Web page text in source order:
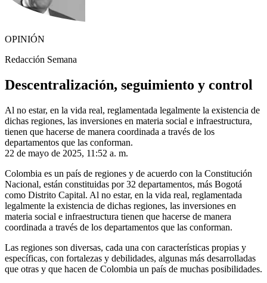
OPINIÓN
Redacción Semana
Descentralización, seguimiento y control
Al no estar, en la vida real, reglamentada legalmente la existencia de
dichas regiones, las inversiones en materia social e infraestructura,
tienen que hacerse de manera coordinada a través de los
departamentos que las conforman.
22 de mayo de 2025, 11:52 a. m.
Colombia es un país de regiones y de acuerdo con la Constitución
Nacional, están constituidas por 32 departamentos, más Bogotá
como Distrito Capital. Al no estar, en la vida real, reglamentada
legalmente la existencia de dichas regiones, las inversiones en
materia social e infraestructura tienen que hacerse de manera
coordinada a través de los departamentos que las conforman.
Las regiones son diversas, cada una con características propias y
específicas, con fortalezas y debilidades, algunas más desarrolladas
que otras y que hacen de Colombia un país de muchas posibilidades.